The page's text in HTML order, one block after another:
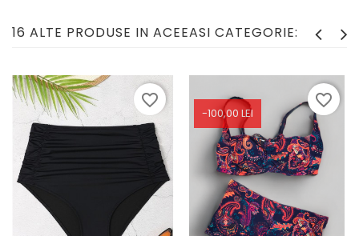
16 ALTE PRODUSE IN ACEEASI CATEGORIE:
favorite_border
-100,00 LEI
favorite_border